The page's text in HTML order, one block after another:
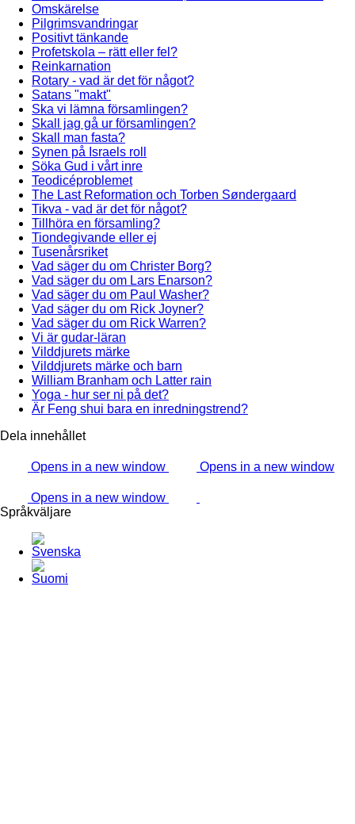
Omskärelse
Pilgrimsvandringar
Positivt tänkande
Profetskola – rätt eller fel?
Reinkarnation
Rotary - vad är det för något?
Satans "makt"
Ska vi lämna församlingen?
Skall jag gå ur församlingen?
Skall man fasta?
Synen på Israels roll
Söka Gud i vårt inre
Teodicéproblemet
The Last Reformation och Torben Søndergaard
Tikva - vad är det för något?
Tillhöra en församling?
Tiondegivande eller ej
Tusenårsriket
Vad säger du om Christer Borg?
Vad säger du om Lars Enarson?
Vad säger du om Paul Washer?
Vad säger du om Rick Joyner?
Vad säger du om Rick Warren?
Vi är gudar-läran
Vilddjurets märke
Vilddjurets märke och barn
William Branham och Latter rain
Yoga - hur ser ni på det?
Är Feng shui bara en inredningstrend?
Dela innehållet
Opens in a new window Opens in a new window
Opens in a new window
Språkväljare